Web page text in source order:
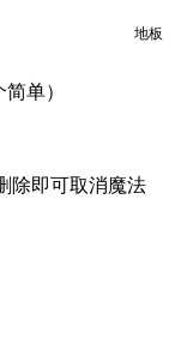
地板
单）
除即可取消魔法